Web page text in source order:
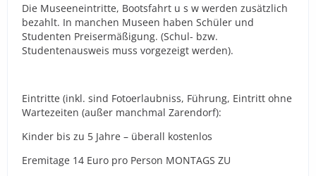
Die Museeneintritte, Bootsfahrt u s w werden zusätzlich
bezahlt. In manchen Museen haben Schüler und
Studenten Preisermäßigung. (Schul- bzw.
Studentenausweis muss vorgezeigt werden).
Eintritte (inkl. sind Fotoerlaubniss, Führung, Eintritt ohne
Wartezeiten (außer manchmal Zarendorf):
Kinder bis zu 5 Jahre – überall kostenlos
Eremitage 14 Euro pro Person MONTAGS ZU